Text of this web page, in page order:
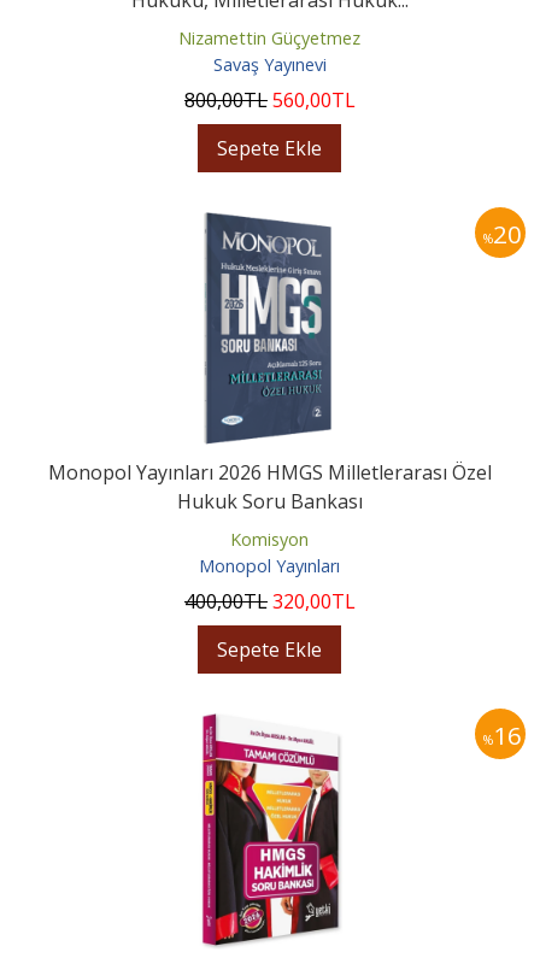
Nizamettin Güçyetmez
Savaş Yayınevi
800,00TL560,00TL
Sepete Ekle
%20
Monopol Yayınları 2026 HMGS Milletlerarası Özel
Hukuk Soru Bankası
Komisyon
Monopol Yayınları
400,00TL320,00TL
Sepete Ekle
%16